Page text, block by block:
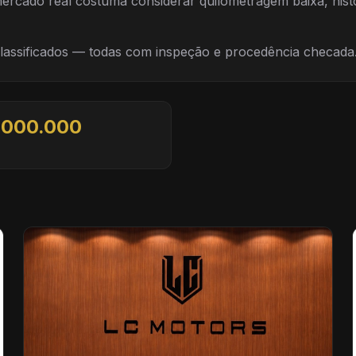
— todas com inspeção e procedência